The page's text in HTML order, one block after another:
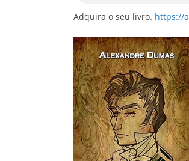
Adquira o seu livro. https://